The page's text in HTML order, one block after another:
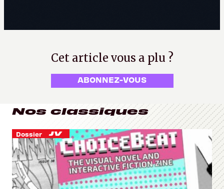
Cet article vous a plu ?
ABONNEZ-VOUS
Nos classiques
Dossier